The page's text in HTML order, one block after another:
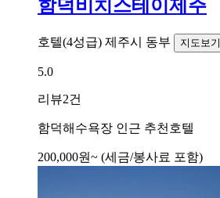
함덕비치스테이제주
호텔(4성급) 제주시 동부 지도보기
5.0
리뷰2건
함덕해수욕장 인근 추천호텔
200,000원~ (세금/봉사료 포함)